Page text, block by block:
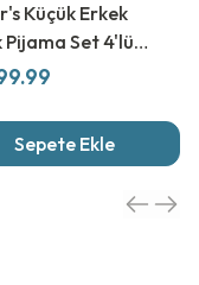
Küçük Erkek
Pijama Set 4'lü
Sepete Ekle